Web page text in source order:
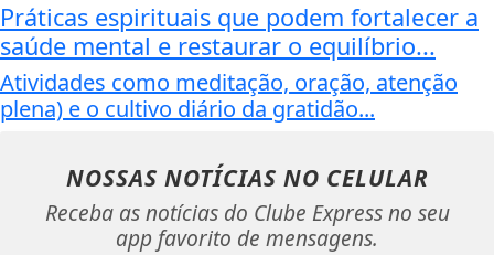
Práticas espirituais que podem fortalecer a
saúde mental e restaurar o equilíbrio...
Atividades como meditação, oração, atenção
plena) e o cultivo diário da gratidão...
NOSSAS NOTÍCIAS NO CELULAR
Receba as notícias do Clube Express no seu
app favorito de mensagens.